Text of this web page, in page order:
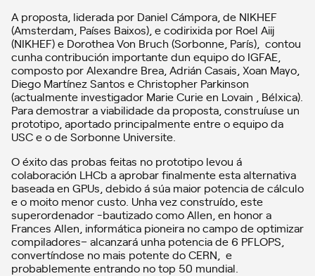
A proposta, liderada por Daniel Cámpora, de NIKHEF
(Amsterdam, Países Baixos), e codirixida por Roel Aiij
(NIKHEF) e Dorothea Von Bruch (Sorbonne, París), contou
cunha contribución importante dun equipo do IGFAE,
composto por Alexandre Brea, Adrián Casais, Xoan Mayo,
Diego Martínez Santos e Christopher Parkinson
(actualmente investigador Marie Curie en Lovain , Bélxica).
Para demostrar a viabilidade da proposta, construíuse un
prototipo, aportado principalmente entre o equipo da
USC e o de Sorbonne Universite.
O éxito das probas feitas no prototipo levou á
colaboración LHCb a aprobar finalmente esta alternativa
baseada en GPUs, debido á súa maior potencia de cálculo
e o moito menor custo. Unha vez construído, este
superordenador -bautizado como Allen, en honor a
Frances Allen, informática pioneira no campo de optimizar
compiladores– alcanzará unha potencia de 6 PFLOPS,
convertíndose no mais potente do CERN, e
probablemente entrando no top 50 mundial.